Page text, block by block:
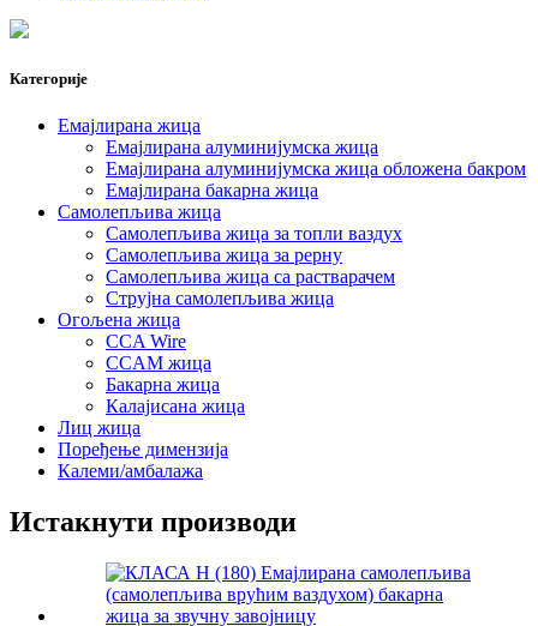
Категорије
Емајлирана жица
Емајлирана алуминијумска жица
Емајлирана алуминијумска жица обложена бакром
Емајлирана бакарна жица
Самолепљива жица
Самолепљива жица за топли ваздух
Самолепљива жица за рерну
Самолепљива жица са растварачем
Струјна самолепљива жица
Огољена жица
CCA Wire
CCAM жица
Бакарна жица
Калајисана жица
Лиц жица
Поређење димензија
Калеми/амбалажа
Истакнути производи